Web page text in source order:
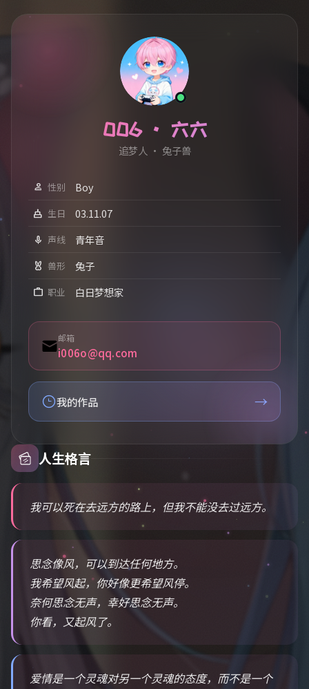
006 · 六六
白日梦
person 性别 Boy
cake 生日 03.11.07
mic 声线 青年音
cruelty_free 兽形 兔子
work 职业 白日梦想家
邮箱
i006o@qq.com
我的作品 →
人生格言
我可以死在去远方的路上，但我不能没去过远方。
思念像风，可以到达任何地方。
我希望风起，你好像更希望风停。
奈何思念无声，幸好思念无声。
你看，又起风了。
爱情是一个灵魂对另一个灵魂的态度，而不是一个